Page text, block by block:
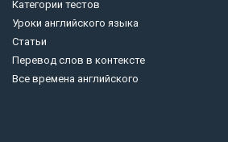
Категории тестов
Уроки английского языка
Статьи
Перевод слов в контексте
Все времена английского